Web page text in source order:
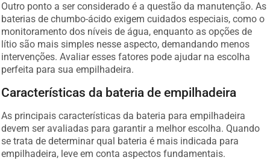
Outro ponto a ser considerado é a questão da manutenção. As
baterias de chumbo-ácido exigem cuidados especiais, como o
monitoramento dos níveis de água, enquanto as opções de
lítio são mais simples nesse aspecto, demandando menos
intervenções. Avaliar esses fatores pode ajudar na escolha
perfeita para sua empilhadeira.
Características da bateria de empilhadeira
As principais características da bateria para empilhadeira
devem ser avaliadas para garantir a melhor escolha. Quando
se trata de determinar qual bateria é mais indicada para
empilhadeira, leve em conta aspectos fundamentais.